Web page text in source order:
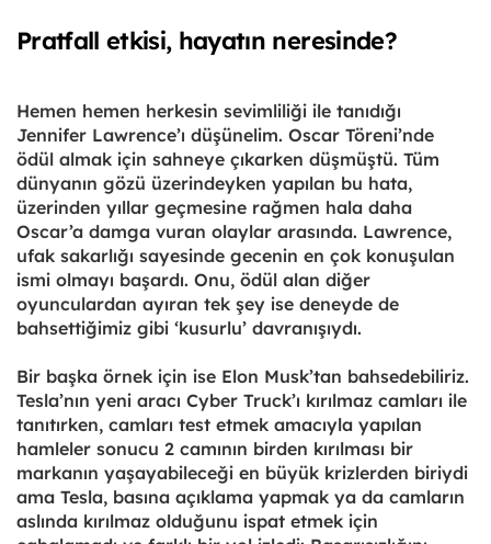
Pratfall etkisi, hayatın neresinde?
Hemen hemen herkesin sevimliliği ile tanıdığı
Jennifer Lawrence’ı düşünelim. Oscar Töreni’nde
ödül almak için sahneye çıkarken düşmüştü. Tüm
dünyanın gözü üzerindeyken yapılan bu hata,
üzerinden yıllar geçmesine rağmen hala daha
Oscar’a damga vuran olaylar arasında. Lawrence,
ufak sakarlığı sayesinde gecenin en çok konuşulan
ismi olmayı başardı. Onu, ödül alan diğer
oyunculardan ayıran tek şey ise deneyde de
bahsettiğimiz gibi ‘kusurlu’ davranışıydı.
Bir başka örnek için ise Elon Musk’tan bahsedebiliriz.
Tesla’nın yeni aracı Cyber Truck’ı kırılmaz camları ile
tanıtırken, camları test etmek amacıyla yapılan
hamleler sonucu 2 camının birden kırılması bir
markanın yaşayabileceği en büyük krizlerden biriydi
ama Tesla, basına açıklama yapmak ya da camların
aslında kırılmaz olduğunu ispat etmek için